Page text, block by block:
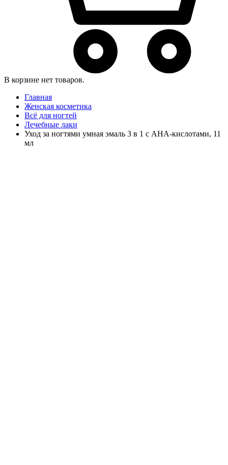
В корзине нет товаров.
Главная
Женская косметика
Всё для ногтей
Лечебные лаки
Уход за ногтями умная эмаль 3 в 1 с AHA-кислотами, 11
мл